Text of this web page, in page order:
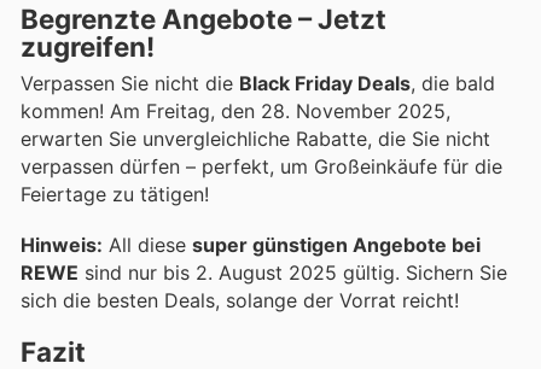
Begrenzte Angebote – Jetzt
zugreifen!
Verpassen Sie nicht die Black Friday Deals, die bald
kommen! Am Freitag, den 28. November 2025,
erwarten Sie unvergleichliche Rabatte, die Sie nicht
verpassen dürfen – perfekt, um Großeinkäufe für die
Feiertage zu tätigen!
Hinweis: All diese super günstigen Angebote bei
REWE sind nur bis 2. August 2025 gültig. Sichern Sie
sich die besten Deals, solange der Vorrat reicht!
Fazit